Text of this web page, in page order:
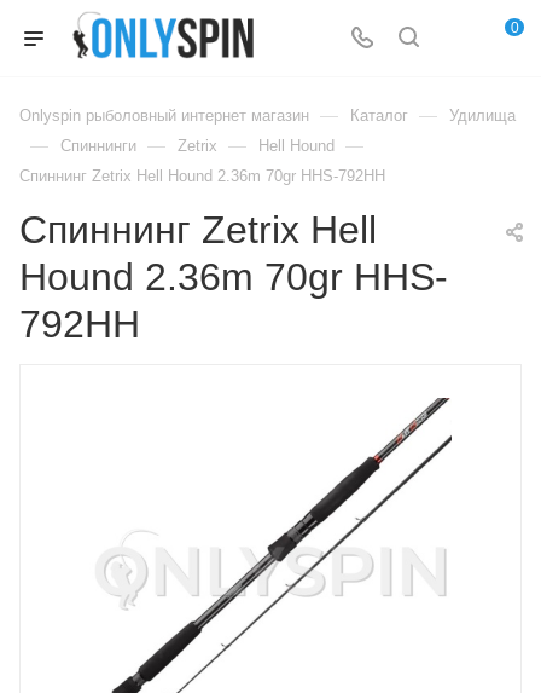
0
Onlyspin рыболовный интернет магазин — Каталог — Удилища
— Спиннинги — Zetrix — Hell Hound —
Спиннинг Zetrix Hell Hound 2.36m 70gr HHS-792HH
Спиннинг Zetrix Hell
Hound 2.36m 70gr HHS-
792HH